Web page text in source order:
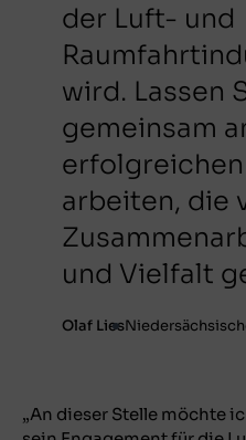
der Luft- und
wird. Lassen
gemeinsam
arbeiten, die
und Vielfalt
Olaf Lies
„An dieser Stelle möchte